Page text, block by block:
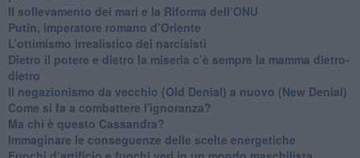
​Il sollevamento dei mari e la Riforma dell’ONU
Putin, imperatore romano d’Oriente
​L’ottimismo irrealistico dei narcisisti
​Dietro il potere e dietro la miseria c’è sempre la mamma dietro-
dietro
Il negazionismo da vecchio (Old Denial) a nuovo (New Denial)
Come si fa a combattere l'ignoranza?
Ma chi è questo Cassandra?
Immaginare le conseguenze delle scelte energetiche